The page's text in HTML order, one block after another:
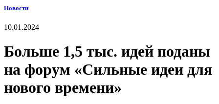
Новости
10.01.2024
Больше 1,5 тыс. идей поданы
на форум «Сильные идеи для
нового времени»